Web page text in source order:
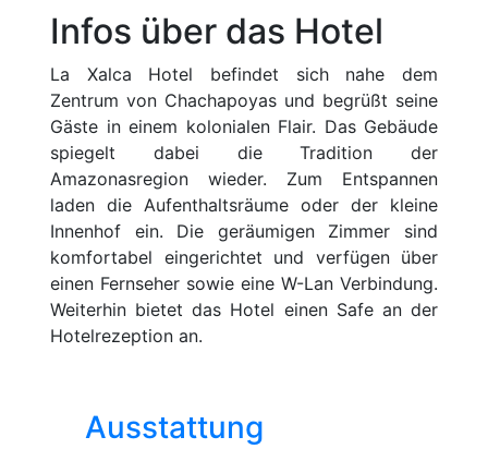
Infos über das Hotel
La Xalca Hotel befindet sich nahe dem
Zentrum von Chachapoyas und begrüßt seine
Gäste in einem kolonialen Flair. Das Gebäude
spiegelt dabei die Tradition der
Amazonasregion wieder. Zum Entspannen
laden die Aufenthaltsräume oder der kleine
Innenhof ein. Die geräumigen Zimmer sind
komfortabel eingerichtet und verfügen über
einen Fernseher sowie eine W-Lan Verbindung.
Weiterhin bietet das Hotel einen Safe an der
Hotelrezeption an.
Ausstattung